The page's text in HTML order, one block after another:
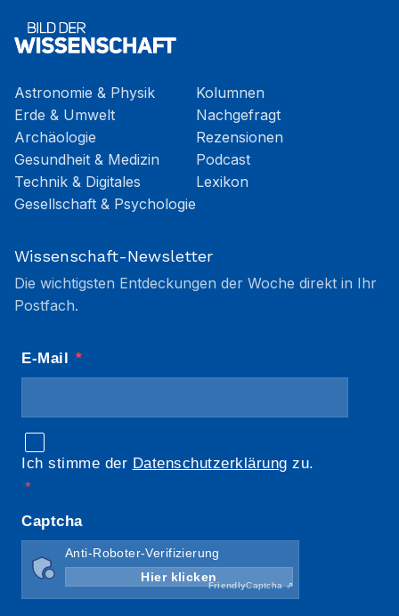
Astronomie & Physik
Erde & Umwelt
Archäologie
Gesundheit & Medizin
Technik & Digitales
Gesellschaft & Psychologie
Kolumnen
Nachgefragt
Rezensionen
Podcast
Lexikon
Wissenschaft-Newsletter
Die wichtigsten Entdeckungen der Woche direkt in Ihr
Postfach.